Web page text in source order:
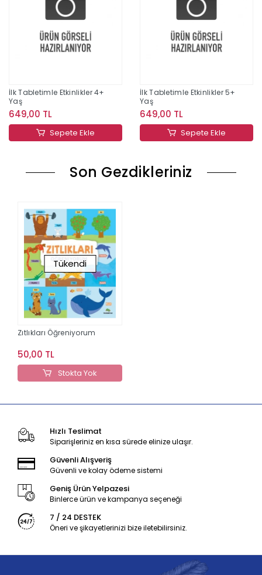
İlk Tabletimle Etkinlikler 4+
Yaş
649,00 TL
Sepete Ekle
İlk Tabletimle Etkinlikler 5+
Yaş
649,00 TL
Sepete Ekle
Son Gezdikleriniz
Tükendi
Zıtlıkları Öğreniyorum
50,00 TL
Stokta Yok
Hızlı Teslimat
Siparişleriniz en kısa sürede elinize ulaşır.
Güvenli Alışveriş
Güvenli ve kolay ödeme sistemi
Geniş Ürün Yelpazesi
Binlerce ürün ve kampanya seçeneği
7 / 24 DESTEK
Öneri ve şikayetlerinizi bize iletebilirsiniz.